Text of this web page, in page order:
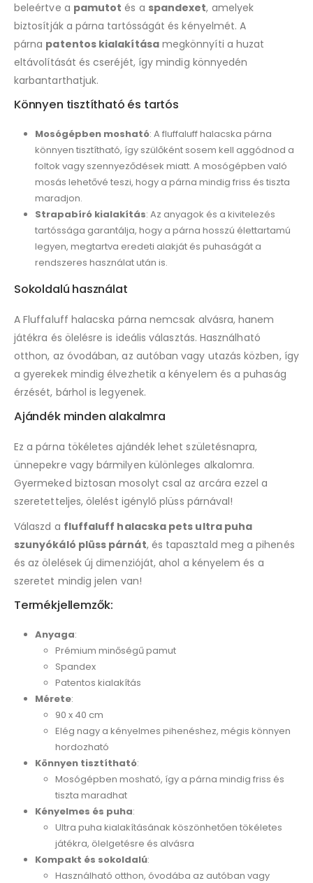
beleértve a pamutot és a spandexet, amelyek
biztosítják a párna tartósságát és kényelmét. A
párna patentos kialakításamegkönnyíti a huzat
eltávolítását és cseréjét, így mindig könnyedén
karbantarthatjuk.
Könnyen tisztítható és tartós
Mosógépben mosható: A fluffaluff halacska párna
könnyen tisztítható, így szülőként sosem kell aggódnod a
foltok vagy szennyeződések miatt. A mosógépben való
mosás lehetővé teszi, hogy a párna mindig friss és tiszta
maradjon.
Strapabíró kialakítás: Az anyagok és a kivitelezés
tartóssága garantálja, hogy a párna hosszú élettartamú
legyen, megtartva eredeti alakját és puhaságát a
rendszeres használat után is.
Sokoldalú használat
A Fluffaluff halacska párna nemcsak alvásra, hanem
játékra és ölelésre is ideális választás. Használható
otthon, az óvodában, az autóban vagy utazás közben, így
a gyerekek mindig élvezhetik a kényelem és a puhaság
érzését, bárhol is legyenek.
Ajándék minden alakalmra
Ez a párna tökéletes ajándék lehet születésnapra,
ünnepekre vagy bármilyen különleges alkalomra.
Gyermeked biztosan mosolyt csal az arcára ezzel a
szeretetteljes, ölelést igénylő plüss párnával!
Válaszd a fluffaluff halacska pets ultra puha
szunyókáló plüss párnát, és tapasztald meg a pihenés
és az ölelések új dimenzióját, ahol a kényelem és a
szeretet mindig jelen van!
Termékjellemzők:
Anyaga:
Prémium minőségű pamut
Spandex
Patentos kialakítás
Mérete:
90 x 40 cm
Elég nagy a kényelmes pihenéshez, mégis könnyen
hordozható
Könnyen tisztítható:
Mosógépben mosható, így a párna mindig friss és
tiszta maradhat
Kényelmes és puha:
Ultra puha kialakításának köszönhetően tökéletes
játékra, ölelgetésre és alvásra
Kompakt és sokoldalú:
Használható otthon, óvodába az autóban vagy